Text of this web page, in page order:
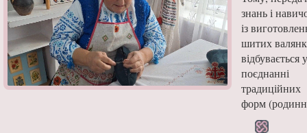
знань і
із
шитих
відбувається у
поєднанні
традиційних
форм